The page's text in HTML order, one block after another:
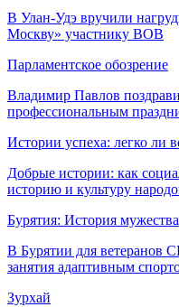
В Улан-Удэ вручили
Москву» участнику ВОВ
Парламентское обозрение
Владимир Павлов
профессиональным
Истории успеха: легко ли
Добрые истории: как
историю и культуру
Бурятия: История мужества
В Бурятии для ветеранов
занятия адаптивным
Зурхай